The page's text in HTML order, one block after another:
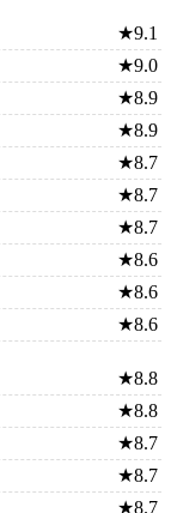
★9.1
★9.0
★8.9
★8.9
★8.7
★8.7
★8.7
★8.6
★8.6
★8.6
★8.8
★8.8
★8.7
★8.7
★8.7